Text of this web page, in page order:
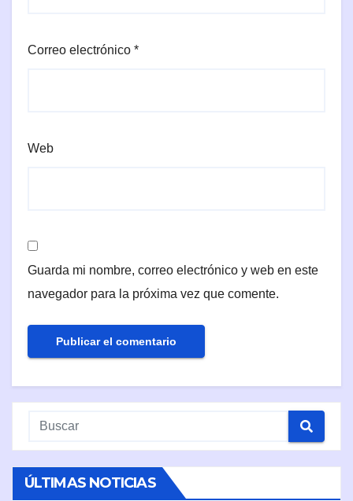
Correo electrónico *
Web
Guarda mi nombre, correo electrónico y web en este
navegador para la próxima vez que comente.
ÚLTIMAS NOTICIAS